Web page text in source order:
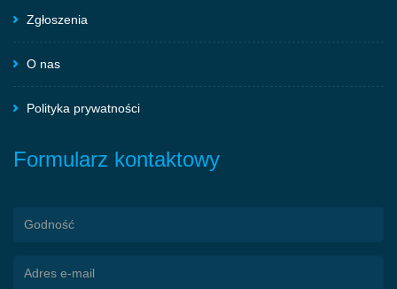
Zgłoszenia
O nas
Polityka prywatności
Formularz kontaktowy